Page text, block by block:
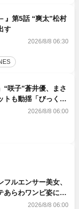
』第5話 “爽太”松村
す
2026/8/8 06:30
“咲子”蒼井優、まさ
も動揺「びっくり
タバレあり）
2026/8/8 06:00
ルエンサー美女、
あらわワンピ姿に反
2026/8/8 06:00